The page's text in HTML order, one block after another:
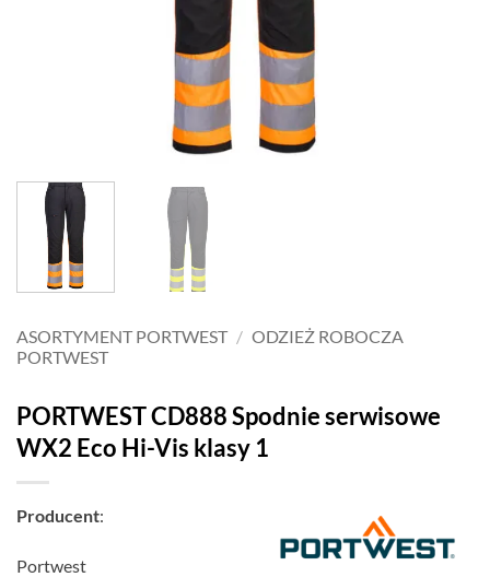
ASORTYMENT PORTWEST / ODZIEŻ ROBOCZA
PORTWEST
PORTWEST CD888 Spodnie serwisowe
WX2 Eco Hi-Vis klasy 1
Producent:
Portwest